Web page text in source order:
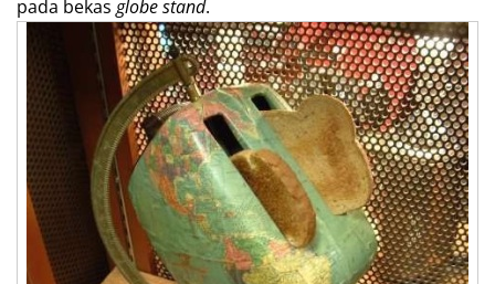
pada bekas globe stand.